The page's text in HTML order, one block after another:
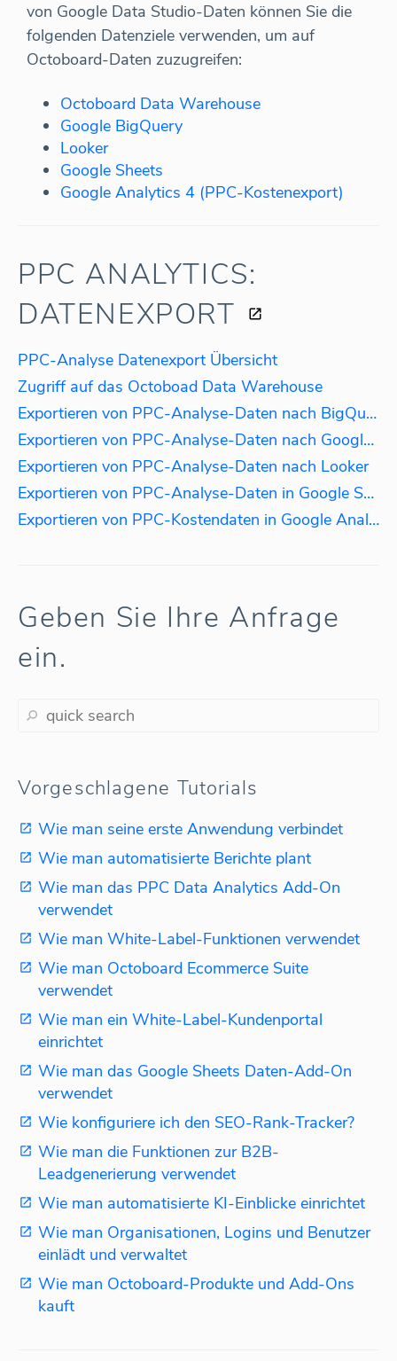
von Google Data Studio-Daten können Sie die
folgenden Datenziele verwenden, um auf
Octoboard-Daten zuzugreifen:
Octoboard Data Warehouse
Google BigQuery
Looker
Google Sheets
Google Analytics 4 (PPC-Kostenexport)
PPC ANALYTICS:
DATENEXPORT
PPC-Analyse Datenexport Übersicht
Zugriff auf das Octoboad Data Warehouse
Exportieren von PPC-Analyse-Daten nach BigQuery
Exportieren von PPC-Analyse-Daten nach Google Data Studio
Exportieren von PPC-Analyse-Daten nach Looker
Exportieren von PPC-Analyse-Daten in Google Sheets
Exportieren von PPC-Kostendaten in Google Analytics 4
Geben Sie Ihre Anfrage
ein.
Vorgeschlagene Tutorials
Wie man seine erste Anwendung verbindet
Wie man automatisierte Berichte plant
Wie man das PPC Data Analytics Add-On
verwendet
Wie man White-Label-Funktionen verwendet
Wie man Octoboard Ecommerce Suite
verwendet
Wie man ein White-Label-Kundenportal
einrichtet
Wie man das Google Sheets Daten-Add-On
verwendet
Wie konfiguriere ich den SEO-Rank-Tracker?
Wie man die Funktionen zur B2B-
Leadgenerierung verwendet
Wie man automatisierte KI-Einblicke einrichtet
Wie man Organisationen, Logins und Benutzer
einlädt und verwaltet
Wie man Octoboard-Produkte und Add-Ons
kauft